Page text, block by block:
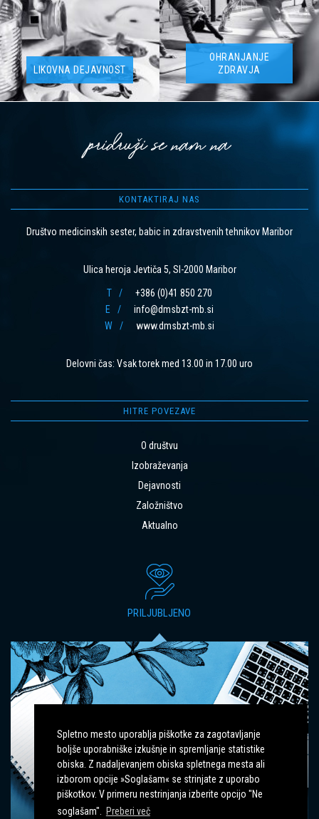
Spletno mesto uporablja piškotke za zagotavljanje
boljše uporabniške izkušnje in spremljanje statistike
obiska. Z nadaljevanjem obiska spletnega mesta ali
izborom opcije »Soglašam« se strinjate z uporabo
piškotkov. V primeru nestrinjanja izberite opcijo "Ne
soglašam".
Preberi več
LIKOVNA DEJAVNOST
OHRANJANJE
ZDRAVJA
pridruži se nam na
KONTAKTIRAJ NAS
Društvo medicinskih sester, babic in zdravstvenih tehnikov Maribor
Ulica heroja Jevtiča 5, SI-2000 Maribor
T
+386 (0)41 850 270
E
info@dmsbzt-mb.si
W
www.dmsbzt-mb.si
Delovni čas: Vsak torek med 13.00 in 17.00 uro
HITRE POVEZAVE
O društvu
Izobraževanja
Dejavnosti
Založništvo
Aktualno
PRILJUBLJENO
V
IZZIVI PRI
GOVOREČIMI
POSVET